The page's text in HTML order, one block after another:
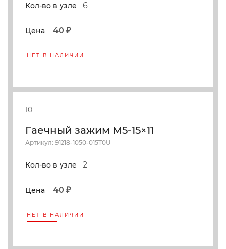
Кол-во в узле 6
Цена 40 ₽
НЕТ В НАЛИЧИИ
10
Гаечный зажим M5-15×11
Артикул: 91218-1050-015T0U
Кол-во в узле 2
Цена 40 ₽
НЕТ В НАЛИЧИИ